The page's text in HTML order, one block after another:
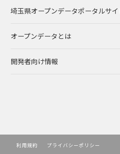
埼玉県オープンデータポータルサ
オープンデータとは
開発者向け情報
利用規約
プライバシーポリシー